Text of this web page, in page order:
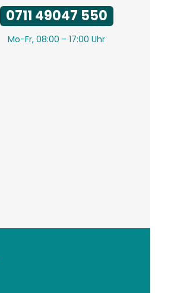
0711 49047 550
Mo-Fr, 08:00 - 17:00 Uhr